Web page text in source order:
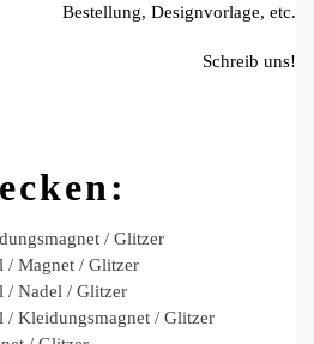
Bestellung, Designvorlage, etc.
Schreib uns!
/ Glitzer
/ Magnet / Glitzer
/ Nadel / Glitzer
/ Kleidungsmagnet / Glitzer